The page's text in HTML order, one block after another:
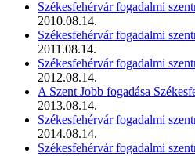
Székesfehérvár fogadalmi
2010.08.14.
Székesfehérvár fogadalmi
2011.08.14.
Székesfehérvár fogadalmi
2012.08.14.
A Szent Jobb fogadása
2013.08.14.
Székesfehérvár fogadalmi
2014.08.14.
Székesfehérvár fogadalmi